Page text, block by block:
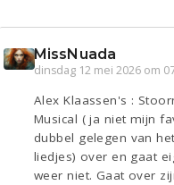
MissNuada
dinsdag 12 mei 2026 om
Alex Klaassen's :
Musical ( ja niet mijn
dubbel gelegen van
liedjes) over en gaat
weer niet. Gaat over